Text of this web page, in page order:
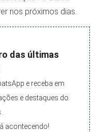
nos próximos dias.
das últimas
e receba em
e destaques do
acontecendo!